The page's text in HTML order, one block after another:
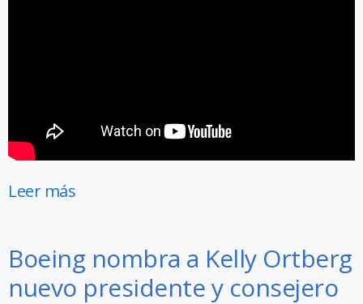
Leer más
Boeing nombra a Kelly Ortberg
nuevo presidente y consejero